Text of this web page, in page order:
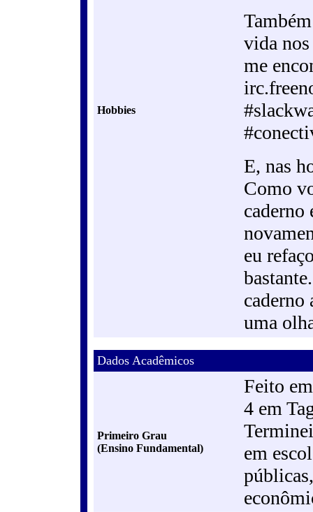
Hobbies
vida
me
E, nas
Como
caderno
eu
caderno
uma
Dados Acadêmicos
Primeiro Grau
(Ensino Fundamental)
Feito
4 em
em